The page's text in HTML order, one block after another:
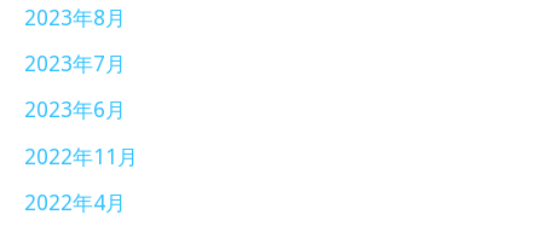
2023年8月
2023年7月
2023年6月
2022年11月
2022年4月